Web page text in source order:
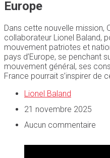
Europe
Dans cette nouvelle mission,
collaborateur Lionel Baland,
mouvement patriotes et
pays d’Europe, se penchant
mouvement général, ses
France pourrait s’inspirer de
Lionel Baland
21 novembre 2025
Aucun commentaire